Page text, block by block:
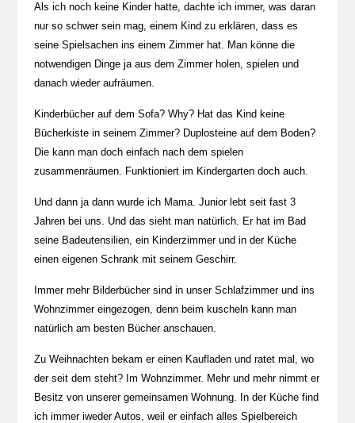
Als ich noch keine Kinder hatte, dachte ich immer, was daran
nur so schwer sein mag, einem Kind zu erklären, dass es
seine Spielsachen ins einem Zimmer hat. Man könne die
notwendigen Dinge ja aus dem Zimmer holen, spielen und
danach wieder aufräumen.
Kinderbücher auf dem Sofa? Why? Hat das Kind keine
Bücherkiste in seinem Zimmer? Duplosteine auf dem Boden?
Die kann man doch einfach nach dem spielen
zusammenräumen. Funktioniert im Kindergarten doch auch.
Und dann ja dann wurde ich Mama. Junior lebt seit fast 3
Jahren bei uns. Und das sieht man natürlich. Er hat im Bad
seine Badeutensilien, ein Kinderzimmer und in der Küche
einen eigenen Schrank mit seinem Geschirr.
Immer mehr Bilderbücher sind in unser Schlafzimmer und ins
Wohnzimmer eingezogen, denn beim kuscheln kann man
natürlich am besten Bücher anschauen.
Zu Weihnachten bekam er einen Kaufladen und ratet mal, wo
der seit dem steht? Im Wohnzimmer. Mehr und mehr nimmt er
Besitz von unserer gemeinsamen Wohnung. In der Küche find
ich immer iweder Autos, weil er einfach alles Spielbereich